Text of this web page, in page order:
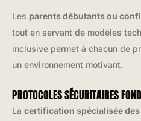
Les parents débutants ou
tout en servant de modèles
inclusive permet à chacun de
un environnement motivant.
PROTOCOLES SÉCURITAIRES
La certification spécialisée